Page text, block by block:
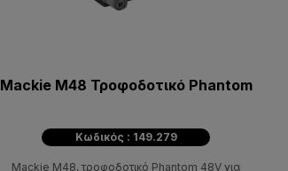
Mackie M48 Τροφοδοτικό Phantom
Κωδικός : 149.279
Mackie M48, τροφοδοτικό Phantom 48V για